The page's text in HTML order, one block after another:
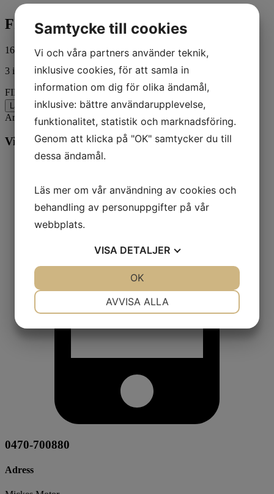
FILTER-OIL
162,00 kr ink. moms
3 i lager
FILTER-OIL mängd
Lägg till i varukorg
Artikelnr:883702Q Kategorier:Båt, Mercury
Vill du veta mer? Ring oss:
0470-700880
Adress
Samtycke till cookies
Vi och våra partners använder teknik,
inklusive cookies, för att samla in
information om dig för olika ändamål,
inklusive: bättre användarupplevelse,
funktionalitet, statistik och marknadsföring.
Genom att klicka på "OK" samtycker du till
dessa ändamål.
Läs mer om vår användning av cookies och
behandling av personuppgifter på vår
webbplats.
VISA DETALJER
AVVISA ALLA
OK